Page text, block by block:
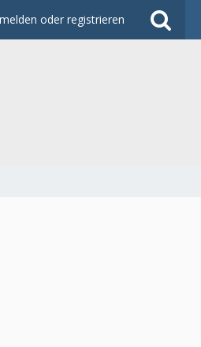
oder registrieren